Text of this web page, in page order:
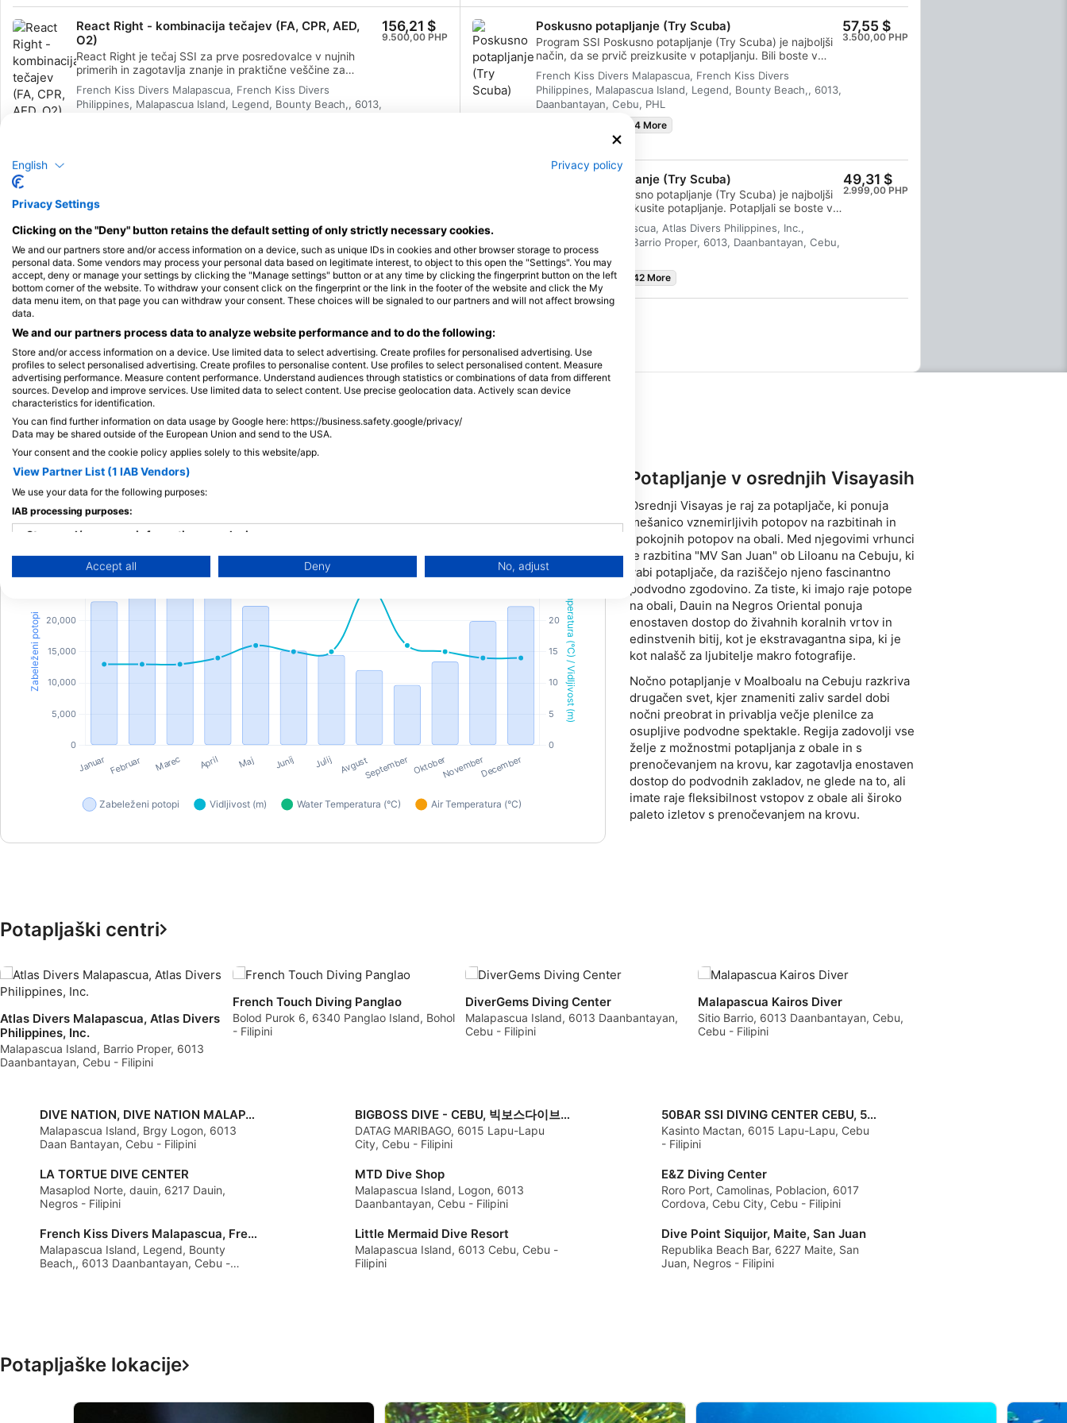
React Right - kombinacija tečajev (FA, CPR, AED,
O2)
React Right je tečaj SSI za prve posredovalce v nujnih
primerih in zagotavlja znanje in praktične veščine za
ukrepanje kot prvi posredovalec v nujnih primerih. Pri tem
prilagodljivem tečaju lahko izberete tematska področja, kot
so začetna ocena, prva pomoč, oživljanje in tehnike
in zagotavljali pomoč z AED. Pridobite certifikat SSI React
Začnite tečaj SSI React Right Specialty še danes!
French Kiss Divers Malapascua, French Kiss Divers
Philippines, Malapascua Island, Legend, Bounty Beach,, 6013,
156,21 $
9.500,00 PHP
Poskusno potapljanje (Try Scuba)
Program SSI Poskusno potapljanje (Try Scuba) je najboljši
način, da se prvič preizkusite v potapljanju. Bili boste v
zaprti vodi in dobro oskrbljeni s strani inštruktorja, tako da
boste lahko uživali v prvih nepozabnih vdihih pod vodo in
izkusili čarobnost potapljanja. Ob koncu tega kratkega
tečaja si boste prislužili izkaznico za priznanje SSI za
poskusno potapljanje (Try Scuba) in se nedvomno želeli
ponovno potapljati. Čakajo vas neskončne potapljaške
danes!
French Kiss Divers Malapascua, French Kiss Divers
Philippines, Malapascua Island, Legend, Bounty Beach,, 6013,
Daanbantayan, Cebu, PHL
+84 More
57,55 $
3.500,00 PHP
način, da se prvič preizkusite v potapljanju. Bili boste v
lahko uživali v prvih nepozabnih vdihih pod vodo in izkusili
čarobnost potapljanja. Ob koncu tega kratkega tečaja si
boste prislužili izkaznico za priznanje SSI Poskusno
potapljanje (Try Scuba) in se nedvomno želeli ponovno
potapljati. Čakajo vas neskončne potapljaške pustolovščine
in na tem tečaju se vse začne. Začnite še danes!
Kasai Village Dive Academy, Michael Pettersson, Kasai Village
Dive Resort Tuble, 6032, Moalboal, Cebu, PHL
8. avgust 2026
+176 More
Poskusno potapljanje (Try Scuba)
Program SSI Poskusno potapljanje (Try Scuba) je najboljši
način, da prvič poskusite potapljanje. Potapljali se boste v
mirnih vodah, kjer bo za vas dobro poskrbel Inštruktor,
tako da boste lahko uživali v prvih nepozabnih vdihih pod
vodo in doživeli čarobnost potapljanja. Ob koncu tega
kratkega tečaja boste prejeli potrdilo SSI Poskusno
potapljanje (Try Scuba) in nedvomno si boste želeli
ponovno potapljati. Čakajo vas neskončne potapljaške
pustolovščine in ta tečaj je tisto, kjer se vse začne. Začnite
Atlas Divers Malapascua, Atlas Divers Philippines, Inc.,
Malapascua Island, Barrio Proper, 6013, Daanbantayan, Cebu,
PHL
8. avgust 2026
+142 More
49,31 $
2.999,00 PHP
Poišči tečaje in dogodke
Potapljaška dejavnost Potapljanje v osrednjih Visayasih
Osrednji Visayas je raj za potapljače, ki ponuja
mešanico vznemirljivih potopov na razbitinah in
spokojnih potopov na obali. Med njegovimi vrhunci
je razbitina "MV San Juan" ob Liloanu na Cebuju, ki
vabi potapljače, da raziščejo njeno fascinantno
podvodno zgodovino. Za tiste, ki imajo raje potope
na obali, Dauin na Negros Oriental ponuja
enostaven dostop do živahnih koralnih vrtov in
edinstvenih bitij, kot je ekstravagantna sipa, ki je
kot nalašč za ljubitelje makro fotografije.
Nočno potapljanje v Moalboalu na Cebuju razkriva
drugačen svet, kjer znameniti zaliv sardel dobi
nočni preobrat in privablja večje plenilce za
osupljive podvodne spektakle. Regija zadovolji vse
želje z možnostmi potapljanja z obale in s
prenočevanjem na krovu, kar zagotavlja enostaven
dostop do podvodnih zakladov, ne glede na to, ali
imate raje fleksibilnost vstopov z obale ali široko
paleto izletov s prenočevanjem na krovu.
Potapljaški centri
Atlas Divers Malapascua, Atlas Divers
Philippines, Inc.
Malapascua Island, Barrio Proper, 6013
Daanbantayan, Cebu - Filipini
French Touch Diving Panglao
Bolod Purok 6, 6340 Panglao Island, Bohol
- Filipini
DiverGems Diving Center
Malapascua Island, 6013 Daanbantayan,
Cebu - Filipini
Malapascua Kairos Diver
Sitio Barrio, 6013 Daanbantayan, Cebu,
Cebu - Filipini
DIVE NATION, DIVE NATION MALAPASCUA
Malapascua Island, Brgy Logon, 6013
Daan Bantayan, Cebu - Filipini
LA TORTUE DIVE CENTER
Masaplod Norte, dauin, 6217 Dauin,
Negros - Filipini
French Kiss Divers Malapascua, French Kiss Divers Philippines
Malapascua Island, Legend, Bounty
Beach,, 6013 Daanbantayan, Cebu -
BIGBOSS DIVE - CEBU, 빅보스다이브 세부점
DATAG MARIBAGO, 6015 Lapu-Lapu
City, Cebu - Filipini
MTD Dive Shop
Malapascua Island, Logon, 6013
Daanbantayan, Cebu - Filipini
Little Mermaid Dive Resort
Malapascua Island, 6013 Cebu, Cebu -
Filipini
50BAR SSI DIVING CENTER CEBU, 50BAR SSI DIVING CENTER
Kasinto Mactan, 6015 Lapu-Lapu, Cebu
- Filipini
E&Z Diving Center
Roro Port, Camolinas, Poblacion, 6017
Cordova, Cebu City, Cebu - Filipini
Dive Point Siquijor, Maite, San Juan
Republika Beach Bar, 6227 Maite, San
Juan, Negros - Filipini
Potapljaške lokacije
English Privacy policy
Privacy Settings
Clicking on the "Deny" button retains the default setting of only strictly necessary cookies.
We and our partners store and/or access information on a device, such as unique IDs in cookies and other browser storage to process
personal data. Some vendors may process your personal data based on legitimate interest, to object to this open the "Settings". You may
accept, deny or manage your settings by clicking the "Manage settings" button or at any time by clicking the fingerprint button on the left
bottom corner of the website. To withdraw your consent click on the fingerprint or the link in the footer of the website and click the My
data menu item, on that page you can withdraw your consent. These choices will be signaled to our partners and will not affect browsing
data.
We and our partners process data to analyze website performance and to do the following:
Store and/or access information on a device. Use limited data to select advertising. Create profiles for personalised advertising. Use
profiles to select personalised advertising. Create profiles to personalise content. Use profiles to select personalised content. Measure
advertising performance. Measure content performance. Understand audiences through statistics or combinations of data from different
sources. Develop and improve services. Use limited data to select content. Use precise geolocation data. Actively scan device
characteristics for identification.
You can find further information on data usage by Google here: https://business.safety.google/privacy/
Data may be shared outside of the European Union and send to the USA.
Your consent and the cookie policy applies solely to this website/app.
View Partner List (1 IAB Vendors)
We use your data for the following purposes:
IAB processing purposes:
Store and/or access information on a device
Use limited data to select advertising
Create profiles for personalised advertising
Use profiles to select personalised advertising
Create profiles to personalise content
Measure content performance
Understand audiences through statistics or combinations of data from different sources
Identify devices based on information actively requested
Non-IAB processing purposes:
Necessary
Performance
Functional
Accept all Deny No, adjust